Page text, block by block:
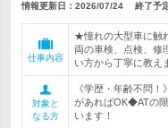
情報更新日：2026/07/24 終了予
仕事内容
★憧れの大型車に触
両の車検、点検、修
い方から丁寧に教え
対象と
なる方
《学歴・年齢不問
があればOK◆ATの
います！